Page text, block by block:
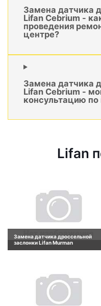
Замена датчика
Lifan Cebrium -
проведения
центре?
Замена датчика
Lifan Cebrium -
консультацию
Lifan
Замена датчика дроссельной
заслонки Lifan Murman